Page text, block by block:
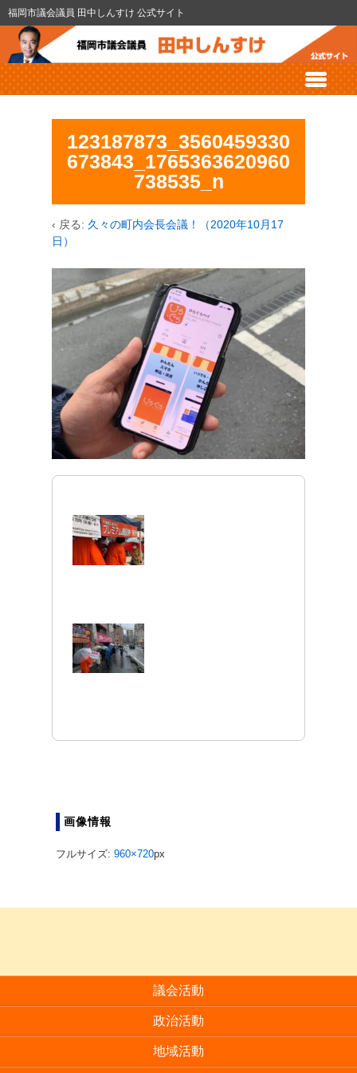
福岡市議会議員 田中しんすけ 公式サイト
123187873_3560459330
673843_1765363620960
738535_n
‹ 戻る: 久々の町内会長会議！（2020年10月17
日）
画像情報
フルサイズ: 960×720px
議会活動
政治活動
地域活動